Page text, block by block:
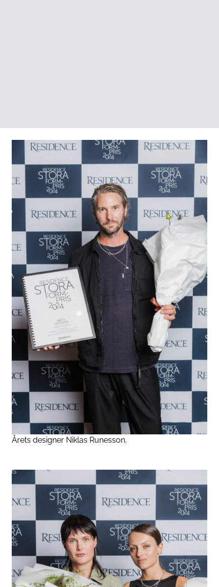
Årets designer Niklas Runesson.